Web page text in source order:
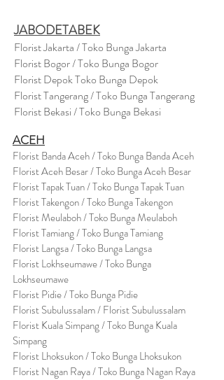
JABODETABEK
Florist Jakarta / Toko Bunga Jakarta
Florist Bogor / Toko Bunga Bogor
Florist Depok Toko Bunga Depok
Florist Tangerang / Toko Bunga Tangerang
Florist Bekasi / Toko Bunga Bekasi
ACEH
Florist Banda Aceh / Toko Bunga Banda Aceh
Florist Aceh Besar / Toko Bunga Aceh Besar
Florist Tapak Tuan / Toko Bunga Tapak Tuan
Florist Takengon / Toko Bunga Takengon
Florist Meulaboh / Toko Bunga Meulaboh
Florist Tamiang / Toko Bunga Tamiang
Florist Langsa / Toko Bunga Langsa
Florist Lokhseumawe / Toko Bunga
Lokhseumawe
Florist Pidie / Toko Bunga Pidie
Florist Subulussalam / Florist Subulussalam
Florist Kuala Simpang / Toko Bunga Kuala
Simpang
Florist Lhoksukon / Toko Bunga Lhoksukon
Florist Nagan Raya / Toko Bunga Nagan Raya